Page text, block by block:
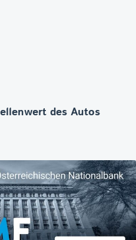
des Autos